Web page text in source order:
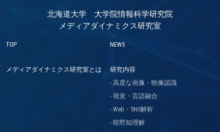
北海道大学 大学院情報科学研究院
メディアダイナミクス研究室
TOP NEWS
メディアダイナミクス研究室とは
研究内容
高度な画像・映像認識
視覚・言語融合
Web・SNS解析
暗黙知理解